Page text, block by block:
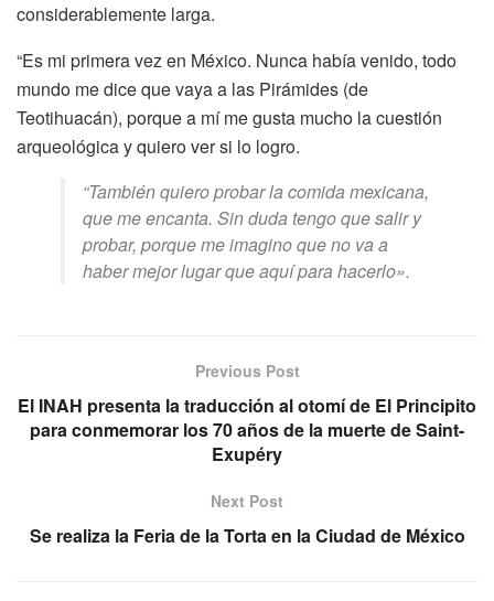
considerablemente larga.
“Es mi primera vez en México. Nunca había venido, todo
mundo me dice que vaya a las Pirámides (de
Teotihuacán), porque a mí me gusta mucho la cuestión
arqueológica y quiero ver si lo logro.
“También quiero probar la comida mexicana,
que me encanta. Sin duda tengo que salir y
probar, porque me imagino que no va a
haber mejor lugar que aquí para hacerlo».
Previous Post
El INAH presenta la traducción al otomí de El Principito
para conmemorar los 70 años de la muerte de Saint-
Exupéry
Next Post
Se realiza la Feria de la Torta en la Ciudad de México